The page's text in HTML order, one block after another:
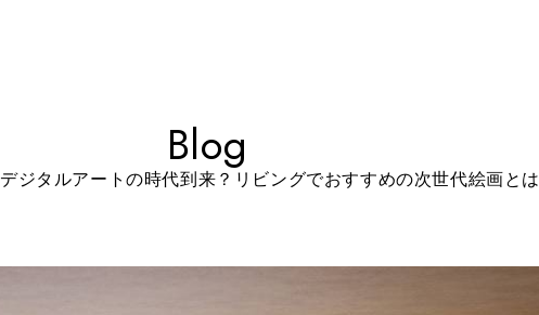
Blog
デジタルアートの時代到来？リビングでおすすめの次世代絵画とは